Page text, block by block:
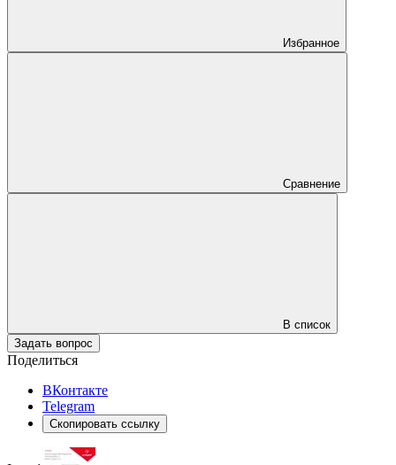
Избранное
Сравнение
В список
Задать вопрос
Поделиться
ВКонтакте
Telegram
Скопировать ссылку